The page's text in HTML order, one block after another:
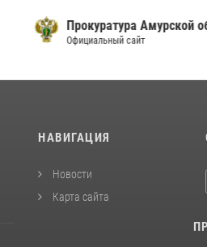
Прокуратура Амурской
Официальный сайт
НАВИГАЦИЯ
Новости
Карта сайта